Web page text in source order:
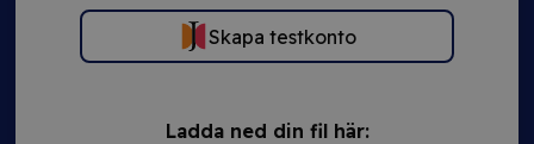
Skapa testkonto
Ladda ned din fil här: